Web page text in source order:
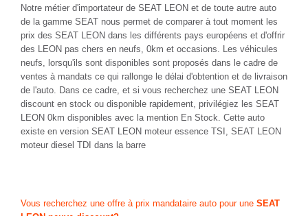
Notre métier d'importateur de SEAT LEON et de toute autre auto
de la gamme SEAT nous permet de comparer à tout moment les
prix des SEAT LEON dans les différents pays européens et d'offrir
des LEON pas chers en neufs, 0km et occasions. Les véhicules
neufs, lorsqu'ils sont disponibles sont proposés dans le cadre de
ventes à mandats ce qui rallonge le délai d'obtention et de livraison
de l'auto. Dans ce cadre, et si vous recherchez une SEAT LEON
discount en stock ou disponible rapidement, privilégiez les SEAT
LEON 0km disponibles avec la mention En Stock. Cette auto
existe en version SEAT LEON moteur essence TSI, SEAT LEON
moteur diesel TDI dans la barre
Vous recherchez une offre à prix mandataire auto pour une SEAT